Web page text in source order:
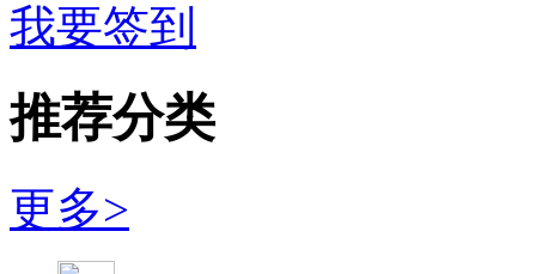
我要签到
推荐分类
更多>